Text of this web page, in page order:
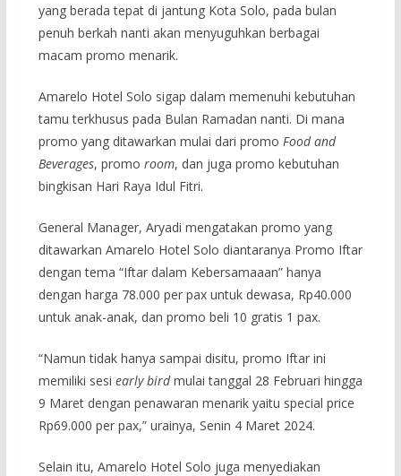
yang berada tepat di jantung Kota Solo, pada bulan
penuh berkah nanti akan menyuguhkan berbagai
macam promo menarik.
Amarelo Hotel Solo sigap dalam memenuhi kebutuhan
tamu terkhusus pada Bulan Ramadan nanti. Di mana
promo yang ditawarkan mulai dari promo Food and
Beverages, promo room, dan juga promo kebutuhan
bingkisan Hari Raya Idul Fitri.
General Manager, Aryadi mengatakan promo yang
ditawarkan Amarelo Hotel Solo diantaranya Promo Iftar
dengan tema “Iftar dalam Kebersamaaan” hanya
dengan harga 78.000 реr раx untuk dewasa, Rp40.000
untuk anak-anak, dan promo beli 10 gratis 1 pax.
“Namun tidak hanya sampai disitu, promo Iftar ini
memiliki sesi early birdmulai tanggal 28 Februari hingga
9 Maret dengan penawaran menarik yaitu special price
Rp69.000 per pax,” urainya, Senin 4 Maret 2024.
Selain itu, Amarelo Hotel Solo juga menyediakan